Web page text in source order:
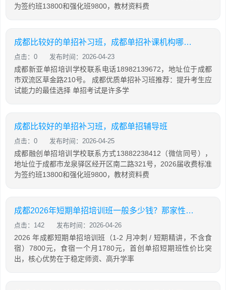
为签约班13800和强化班9800，教材资料费
成都比较好的单招补习班，成都单招补课机构哪里好
点击：0 发布时间：2026-04-23
成都新亚单招培训学校联系电话18982139672，地址位于成都
市双流区草金路210号。 成都优质单招补习班推荐：提升考生应
试能力的最佳选择 单招考试是许多学
成都比较好的单招补习班，成都单招辅导班
点击：0 发布时间：2026-04-25
成都融创单招培训学校联系方式13882238412（微信同号），
地址位于成都市龙泉驿区经开区南二路321号，2026届收费标准
为签约班13800和强化班9800，教材资料费
成都2026年短期单招培训班一般多少钱？那家性价比高
点击：142 发布时间：2026-04-26
2026 年成都短期单招培训班（1-2 月冲刺 / 短期精讲，不含食
宿）7800元，食宿一个月1780元，首创单招短期班性价比突
出，核心优势在于稳定师资、高升学率